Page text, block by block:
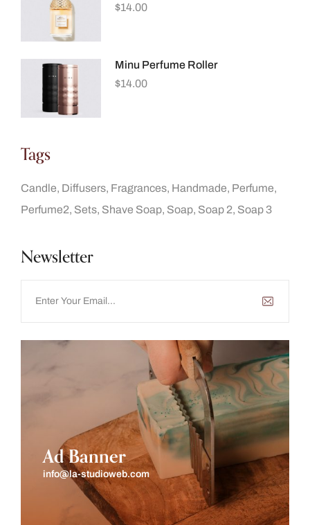
$14.00
Minu Perfume Roller
$14.00
Tags
Candle Diffusers Fragrances Handmade Perfume
Perfume2 Sets Shave Soap Soap Soap 2 Soap 3
Newsletter
Ad Banner
info@la-studioweb.com